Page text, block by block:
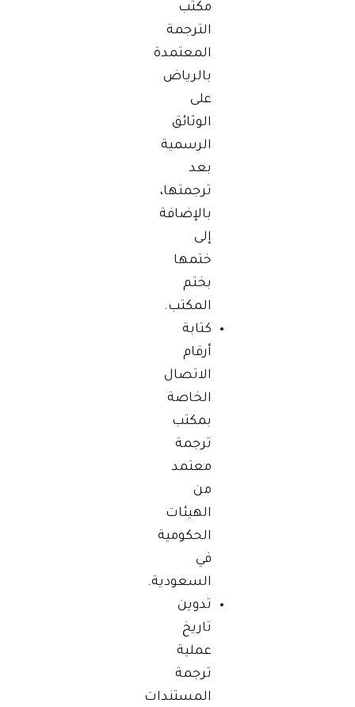
مكتب
الترجمة
المعتمدة
بالرياض
على
الوثائق
الرسمية
بعد
ترجمتها،
بالإضافة
إلى
ختمها
بختم
المكتب.
كتابة
أرقام
الاتصال
الخاصة
بمكتب
ترجمة
معتمد
من
الهيئات
الحكومية
في
السعودية.
تدوين
تاريخ
عملية
ترجمة
المستندات